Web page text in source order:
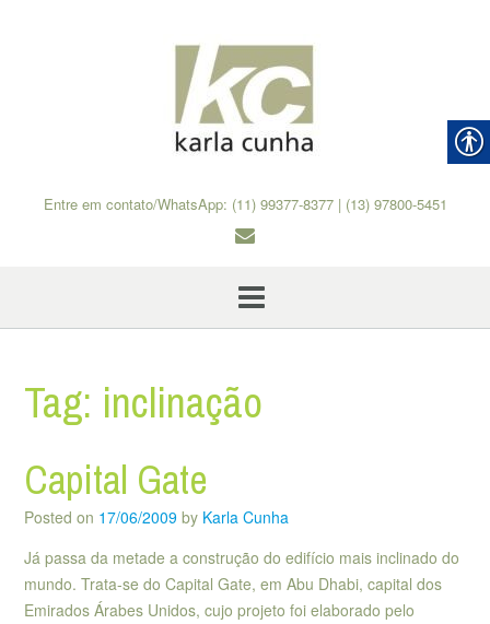
Entre em contato/WhatsApp: (11) 99377-8377 | (13) 97800-5451
Tag: inclinação
Capital Gate
Posted on 17/06/2009 by Karla Cunha
Já passa da metade a construção do edifício mais inclinado do
mundo. Trata-se do Capital Gate, em Abu Dhabi, capital dos
Emirados Árabes Unidos, cujo projeto foi elaborado pelo